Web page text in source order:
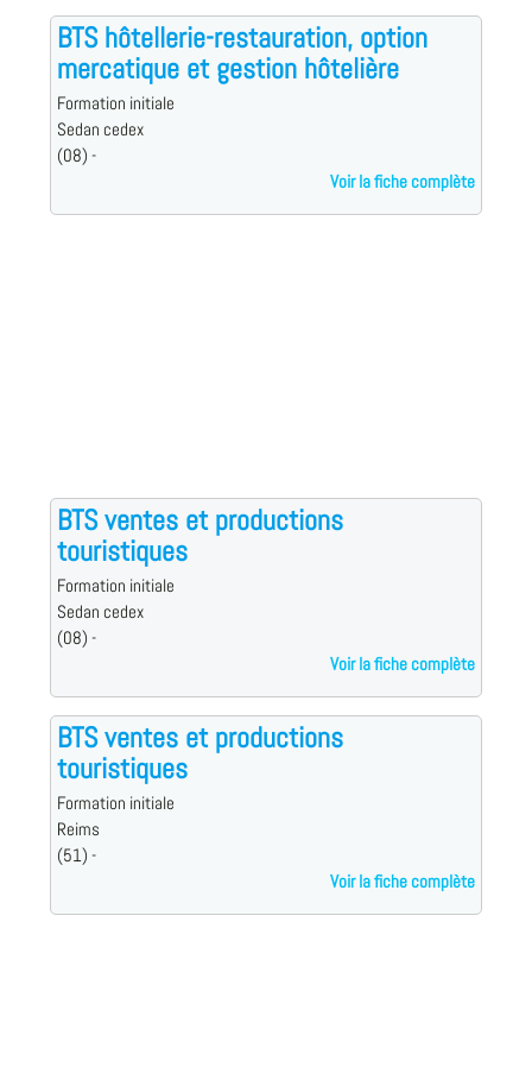
BTS hôtellerie-restauration, option
mercatique et gestion hôtelière
Formation initiale
Sedan cedex
(08) -
Voir la fiche complète
BTS ventes et productions
touristiques
Formation initiale
Sedan cedex
(08) -
Voir la fiche complète
BTS ventes et productions
touristiques
Formation initiale
Reims
(51) -
Voir la fiche complète